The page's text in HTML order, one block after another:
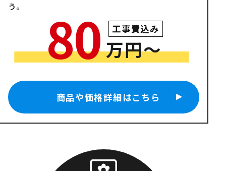
工事費込み
80万円〜
う。
商品や価格詳細はこちら